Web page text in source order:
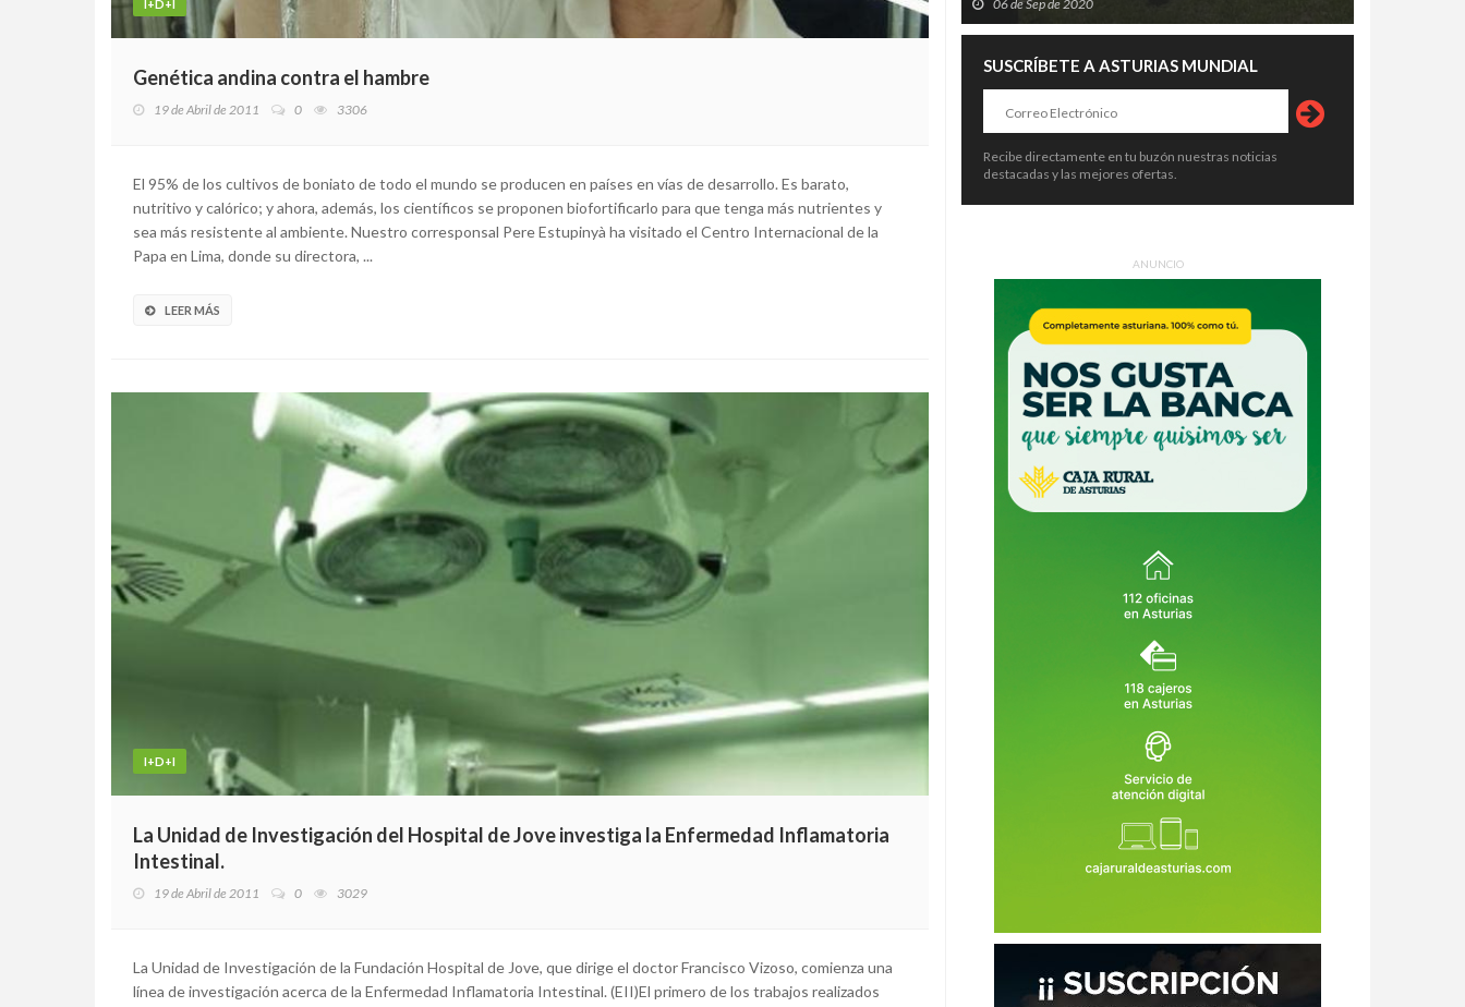
I+D+I
Genética andina contra el hambre
19 de Abril de 2011 0 3306
El 95% de los cultivos de boniato de todo el mundo se producen en países en vías de desarrollo. Es barato,
nutritivo y calórico; y ahora, además, los científicos se proponen biofortificarlo para que tenga más nutrientes y
sea más resistente al ambiente. Nuestro corresponsal Pere Estupinyà ha visitado el Centro Internacional de la
Papa en Lima, donde su directora, ...
LEER MÁS
I+D+I
La Unidad de Investigación del Hospital de Jove investiga la Enfermedad Inflamatoria
Intestinal.
19 de Abril de 2011 0 3029
La Unidad de Investigación de la Fundación Hospital de Jove, que dirige el doctor Francisco Vizoso, comienza una
línea de investigación acerca de la Enfermedad Inflamatoria Intestinal. (EII)El primero de los trabajos realizados
06 de Sep de 2020
SUSCRÍBETE A ASTURIAS MUNDIAL
Recibe directamente en tu buzón nuestras noticias
destacadas y las mejores ofertas.
ANUNCIO